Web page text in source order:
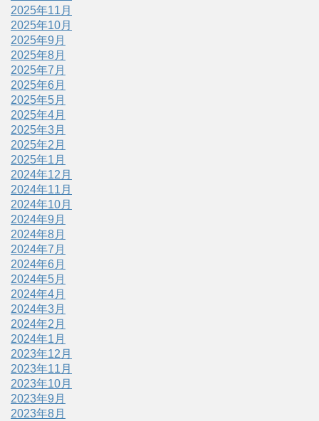
2025年11月
2025年10月
2025年9月
2025年8月
2025年7月
2025年6月
2025年5月
2025年4月
2025年3月
2025年2月
2025年1月
2024年12月
2024年11月
2024年10月
2024年9月
2024年8月
2024年7月
2024年6月
2024年5月
2024年4月
2024年3月
2024年2月
2024年1月
2023年12月
2023年11月
2023年10月
2023年9月
2023年8月